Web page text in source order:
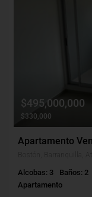
$495,000,000
$330,000
Apartamento
Alcobas: 3 Baños: 2
Apartamento